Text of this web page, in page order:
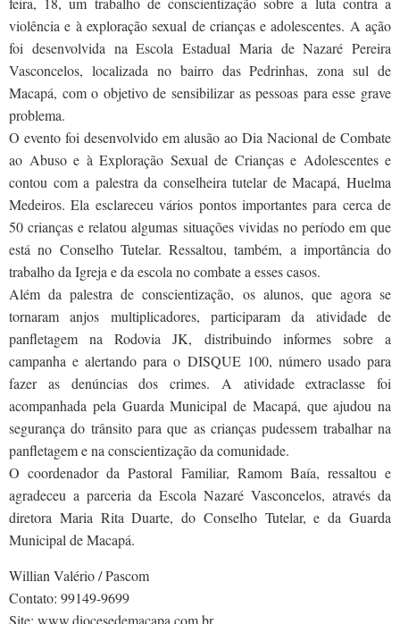
violência e à exploração sexual de crianças e adolescentes. A ação
foi desenvolvida na Escola Estadual Maria de Nazaré Pereira
Vasconcelos, localizada no bairro das Pedrinhas, zona sul de
Macapá, com o objetivo de sensibilizar as pessoas para esse grave
problema.
O evento foi desenvolvido em alusão ao Dia Nacional de Combate
ao Abuso e à Exploração Sexual de Crianças e Adolescentes e
contou com a palestra da conselheira tutelar de Macapá, Huelma
Medeiros. Ela esclareceu vários pontos importantes para cerca de
50 crianças e relatou algumas situações vividas no período em que
está no Conselho Tutelar. Ressaltou, também, a importância do
trabalho da Igreja e da escola no combate a esses casos.
Além da palestra de conscientização, os alunos, que agora se
tornaram anjos multiplicadores, participaram da atividade de
panfletagem na Rodovia JK, distribuindo informes sobre a
campanha e alertando para o DISQUE 100, número usado para
fazer as denúncias dos crimes. A atividade extraclasse foi
acompanhada pela Guarda Municipal de Macapá, que ajudou na
segurança do trânsito para que as crianças pudessem trabalhar na
panfletagem e na conscientização da comunidade.
O coordenador da Pastoral Familiar, Ramom Baía, ressaltou e
agradeceu a parceria da Escola Nazaré Vasconcelos, através da
diretora Maria Rita Duarte, do Conselho Tutelar, e da Guarda
Municipal de Macapá.
Willian Valério / Pascom
Contato: 99149-9699
Site: www.diocesedemacapa.com.br